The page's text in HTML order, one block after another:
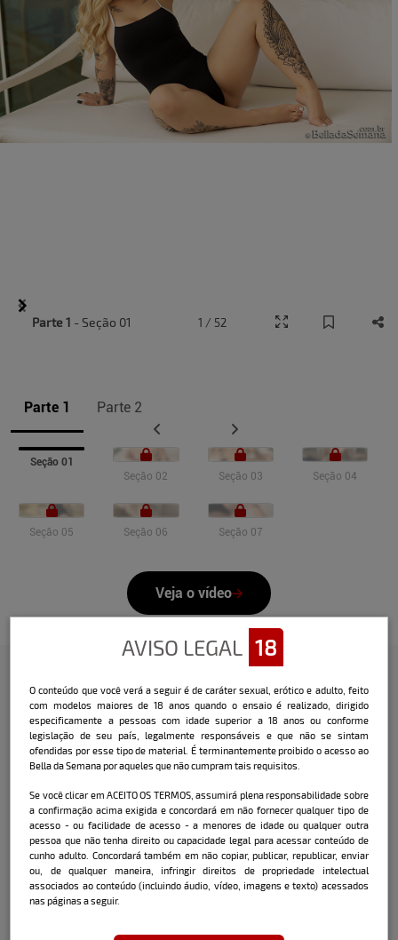
Parte 1 Parte 2
Seção 01
Seção 02
Seção 03 Seção 04
Seção 05 Seção 06 Seção 07
Veja o vídeo
Item Parte 1 - Seção 01 1 / 52
Confira a entrevista que o Bella
fez com a modelo:
Nome:Estela Haito
Data e local de nascimento:18/02/2001 -
Ampère / PR
Cidade onde mora atualmente:São Paulo /
SP
AVISO LEGAL 18
O conteúdo que você verá a seguir é de caráter sexual, erótico e adulto, feito
com modelos maiores de 18 anos quando o ensaio é realizado, dirigido
especificamente a pessoas com idade superior a 18 anos ou conforme
legislação de seu país, legalmente responsáveis e que não se sintam
ofendidas por esse tipo de material. É terminantemente proibido o acesso ao
Bella da Semana por aqueles que não cumpram tais requisitos.
Se você clicar em ACEITO OS TERMOS, assumirá plena responsabilidade sobre
a confirmação acima exigida e concordará em não fornecer qualquer tipo de
acesso - ou facilidade de acesso - a menores de idade ou qualquer outra
pessoa que não tenha direito ou capacidade legal para acessar conteúdo de
cunho adulto. Concordará também em não copiar, publicar, republicar, enviar
ou, de qualquer maneira, infringir direitos de propriedade intelectual
associados ao conteúdo (incluindo áudio, vídeo, imagens e texto) acessados
nas páginas a seguir.